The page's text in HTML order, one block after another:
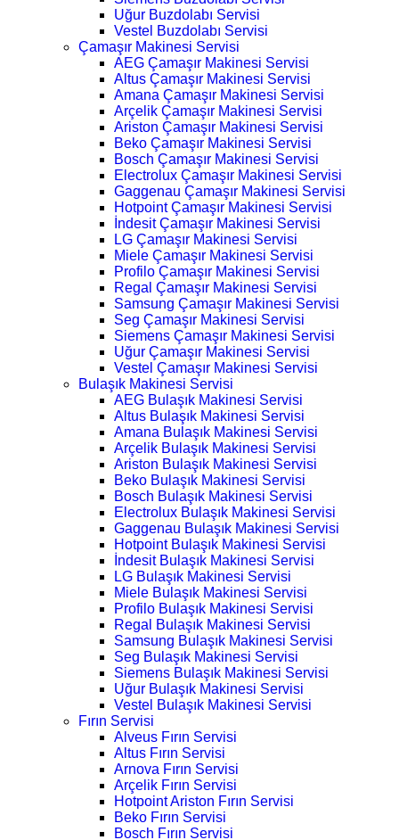
Uğur Buzdolabı Servisi
Vestel Buzdolabı Servisi
Çamaşır Makinesi Servisi
AEG Çamaşır Makinesi Servisi
Altus Çamaşır Makinesi Servisi
Amana Çamaşır Makinesi Servisi
Arçelik Çamaşır Makinesi Servisi
Ariston Çamaşır Makinesi Servisi
Beko Çamaşır Makinesi Servisi
Bosch Çamaşır Makinesi Servisi
Electrolux Çamaşır Makinesi Servisi
Gaggenau Çamaşır Makinesi Servisi
Hotpoint Çamaşır Makinesi Servisi
İndesit Çamaşır Makinesi Servisi
LG Çamaşır Makinesi Servisi
Miele Çamaşır Makinesi Servisi
Profilo Çamaşır Makinesi Servisi
Regal Çamaşır Makinesi Servisi
Samsung Çamaşır Makinesi Servisi
Seg Çamaşır Makinesi Servisi
Siemens Çamaşır Makinesi Servisi
Uğur Çamaşır Makinesi Servisi
Vestel Çamaşır Makinesi Servisi
Bulaşık Makinesi Servisi
AEG Bulaşık Makinesi Servisi
Altus Bulaşık Makinesi Servisi
Amana Bulaşık Makinesi Servisi
Arçelik Bulaşık Makinesi Servisi
Ariston Bulaşık Makinesi Servisi
Beko Bulaşık Makinesi Servisi
Bosch Bulaşık Makinesi Servisi
Electrolux Bulaşık Makinesi Servisi
Gaggenau Bulaşık Makinesi Servisi
Hotpoint Bulaşık Makinesi Servisi
İndesit Bulaşık Makinesi Servisi
LG Bulaşık Makinesi Servisi
Miele Bulaşık Makinesi Servisi
Profilo Bulaşık Makinesi Servisi
Regal Bulaşık Makinesi Servisi
Samsung Bulaşık Makinesi Servisi
Seg Bulaşık Makinesi Servisi
Siemens Bulaşık Makinesi Servisi
Uğur Bulaşık Makinesi Servisi
Vestel Bulaşık Makinesi Servisi
Fırın Servisi
Alveus Fırın Servisi
Altus Fırın Servisi
Arnova Fırın Servisi
Arçelik Fırın Servisi
Hotpoint Ariston Fırın Servisi
Beko Fırın Servisi
Bosch Fırın Servisi